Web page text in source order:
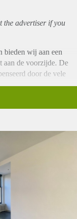
the advertiser if you
bieden wij aan een
aan de voorzijde. De
door de vele
De opening tussen de
voor de cv-
ligt aan de straatzijde.
wc, design
Anna